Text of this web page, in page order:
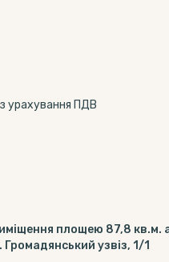
урахування ПДВ
площею 87,8 кв.м.
Громадянський узвіз, 1/1